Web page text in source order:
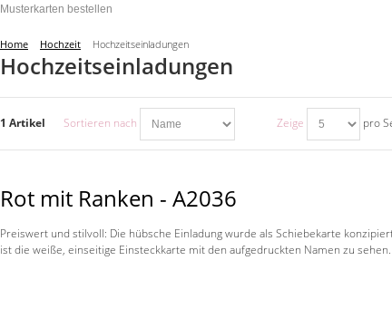
Musterkarten bestellen
Home Hochzeit Hochzeitseinladungen
Hochzeitseinladungen
1 Artikel Sortieren nach Zeige pro
Rot mit Ranken - A2036
Preiswert und stilvoll: Die hübsche Einladung wurde als Schiebekarte
ist die weiße, einseitige Einsteckkarte mit den aufgedruckten Namen zu